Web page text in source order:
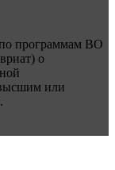
программам ВО
о
или